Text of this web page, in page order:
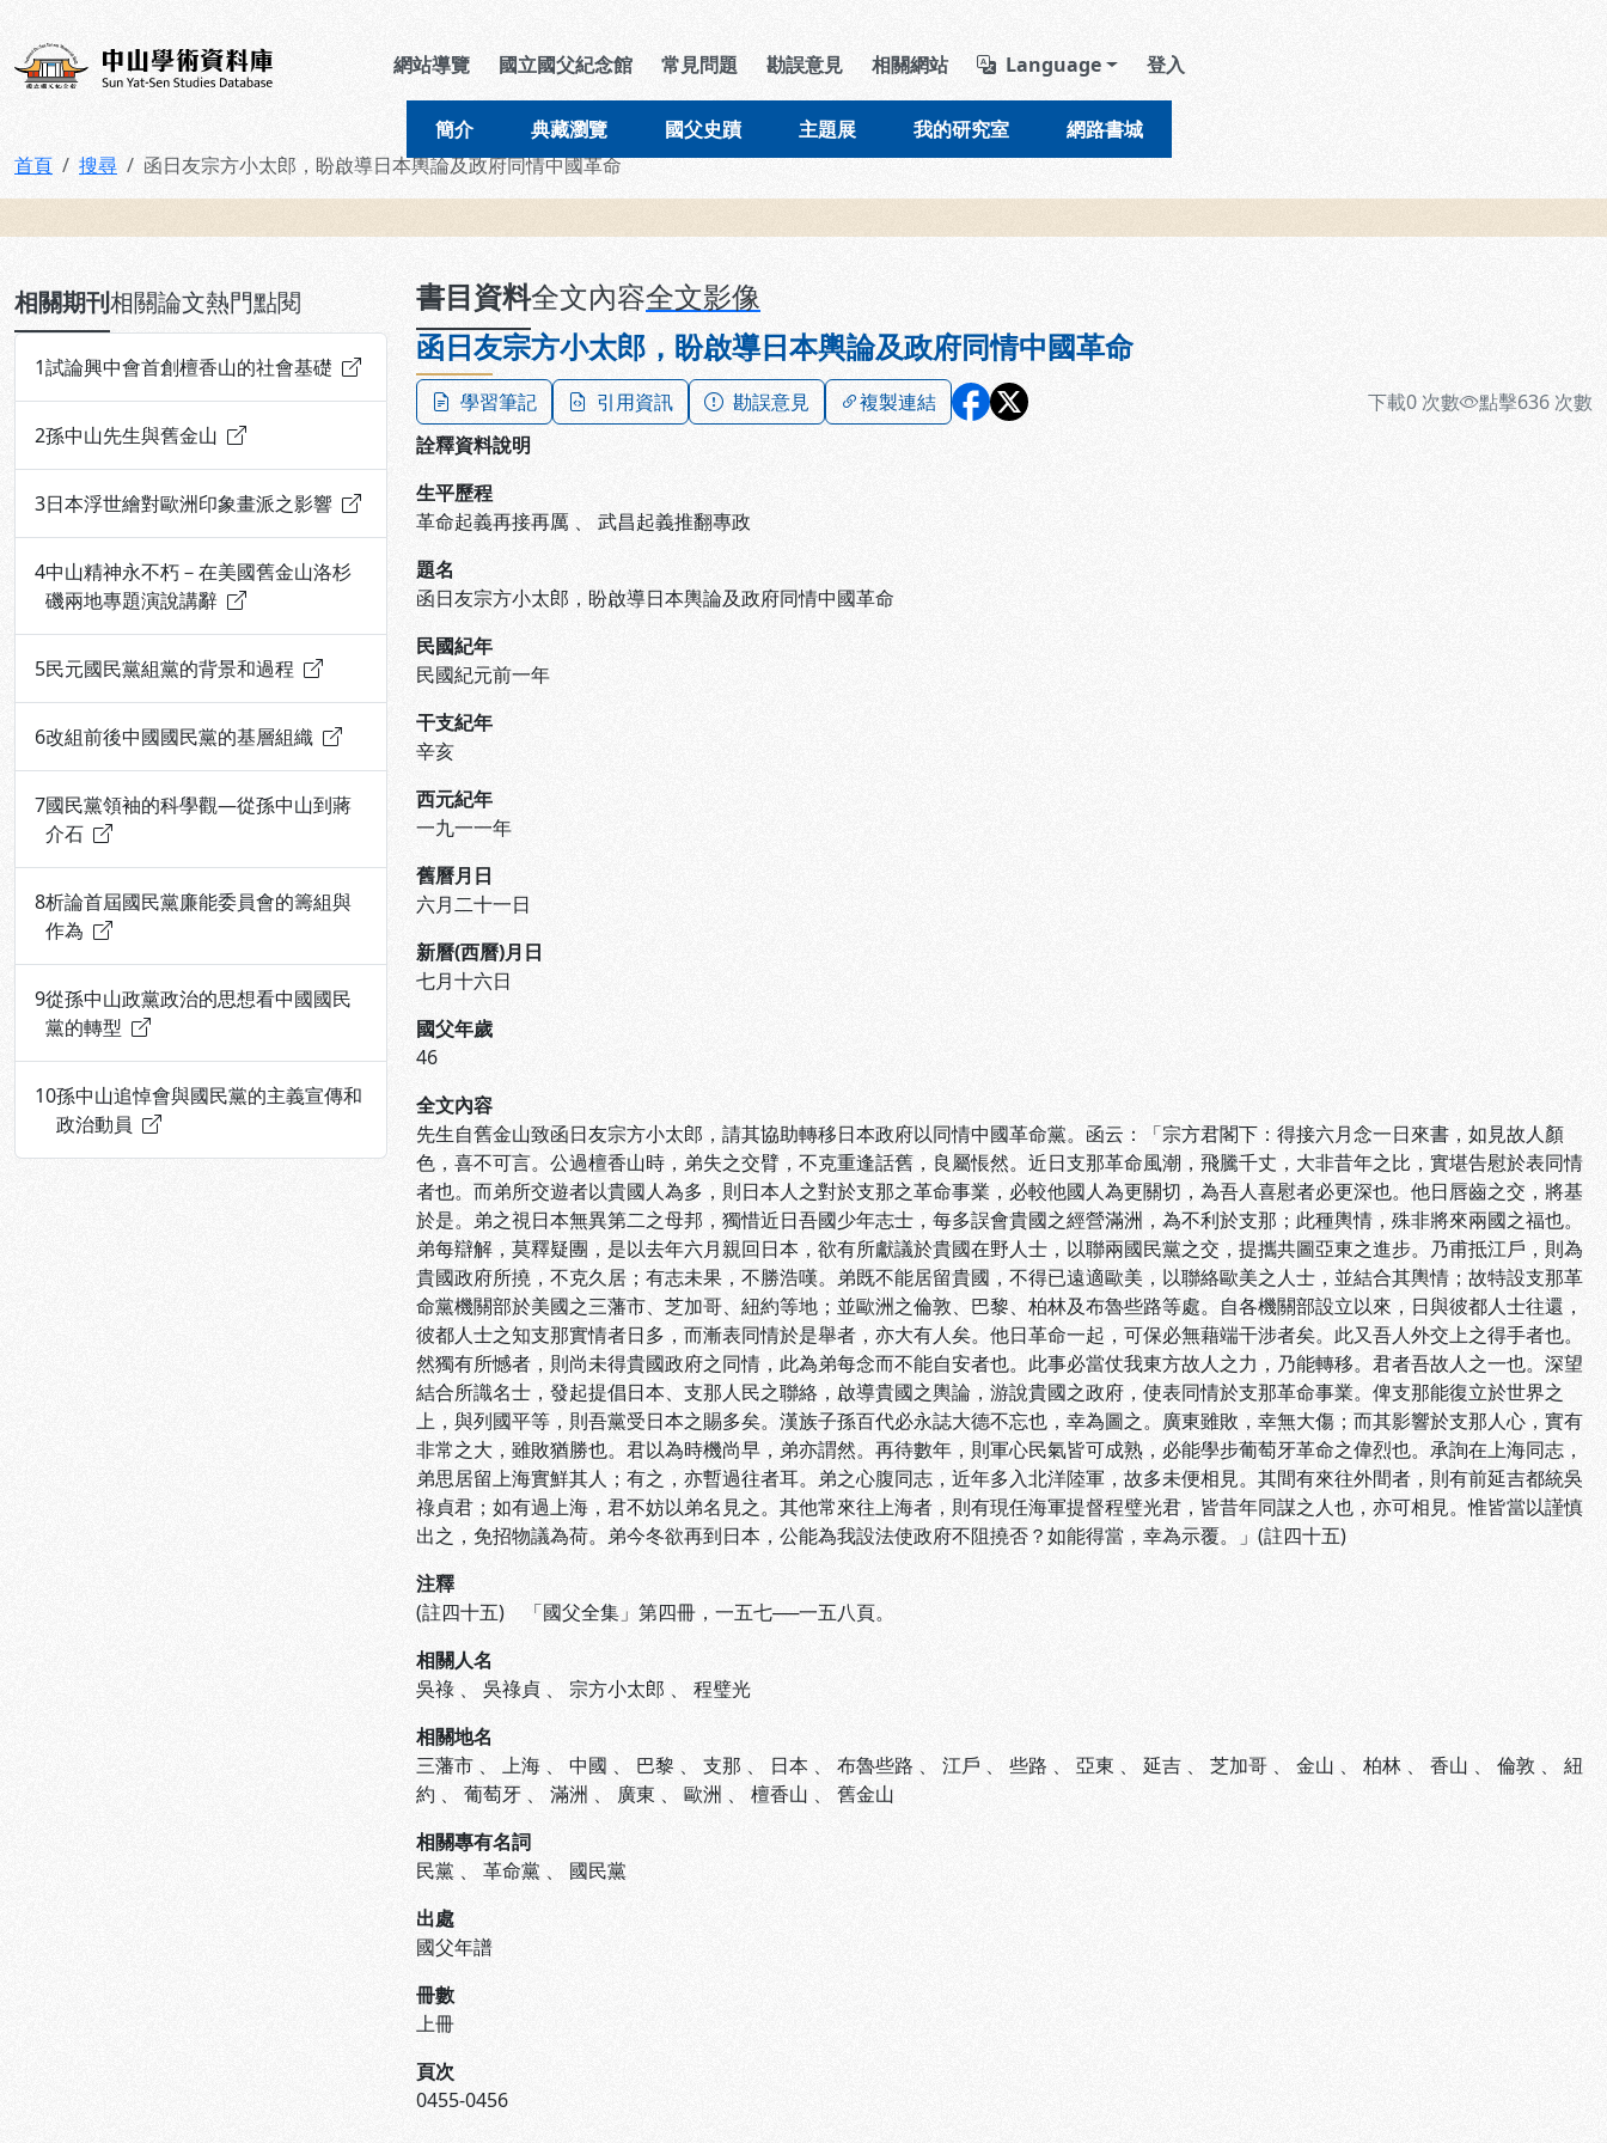
中山學術資料庫 導覽列區塊
網站導覽 國立國父紀念館 常見問題 勘誤意見 相關網站 Language 登入
簡介 典藏瀏覽 國父史蹟 主題展 我的研究室 網路書城
首頁 搜尋 函日友宗方小太郎，盼啟導日本輿論及政府同情中國革命
相關期刊相關論文熱門點閱
1試論興中會首創檀香山的社會基礎
2孫中山先生與舊金山
3日本浮世繪對歐洲印象畫派之影響
4中山精神永不朽－在美國舊金山洛杉
磯兩地專題演說講辭
5民元國民黨組黨的背景和過程
6改組前後中國國民黨的基層組織
7國民黨領袖的科學觀—從孫中山到蔣
介石
8析論首屆國民黨廉能委員會的籌組與
作為
9從孫中山政黨政治的思想看中國國民
黨的轉型
10孫中山追悼會與國民黨的主義宣傳和
政治動員
書目資料全文內容全文影像
函日友宗方小太郎，盼啟導日本輿論及政府同情中國革命
學習筆記 引用資訊 勘誤意見 複製連結 下載0 次數 點擊636 次數
詮釋資料說明
生平歷程
革命起義再接再厲 、 武昌起義推翻專政
題名
函日友宗方小太郎，盼啟導日本輿論及政府同情中國革命
民國紀年
民國紀元前一年
干支紀年
辛亥
西元紀年
一九一一年
舊曆月日
六月二十一日
新曆(西曆)月日
七月十六日
國父年歲
46
全文內容
先生自舊金山致函日友宗方小太郎，請其協助轉移日本政府以同情中國革命黨。函云：「宗方君閣下：得接六月念一日來書，如見故人顏
色，喜不可言。公過檀香山時，弟失之交臂，不克重逢話舊，良屬悵然。近日支那革命風潮，飛騰千丈，大非昔年之比，實堪告慰於表同情
者也。而弟所交遊者以貴國人為多，則日本人之對於支那之革命事業，必較他國人為更關切，為吾人喜慰者必更深也。他日唇齒之交，將基
於是。弟之視日本無異第二之母邦，獨惜近日吾國少年志士，每多誤會貴國之經營滿洲，為不利於支那；此種輿情，殊非將來兩國之福也。
弟每辯解，莫釋疑團，是以去年六月親回日本，欲有所獻議於貴國在野人士，以聯兩國民黨之交，提攜共圖亞東之進步。乃甫抵江戶，則為
貴國政府所撓，不克久居；有志未果，不勝浩嘆。弟既不能居留貴國，不得已遠適歐美，以聯絡歐美之人士，並結合其輿情；故特設支那革
命黨機關部於美國之三藩市、芝加哥、紐約等地；並歐洲之倫敦、巴黎、柏林及布魯些路等處。自各機關部設立以來，日與彼都人士往還，
彼都人士之知支那實情者日多，而漸表同情於是舉者，亦大有人矣。他日革命一起，可保必無藉端干涉者矣。此又吾人外交上之得手者也。
然獨有所憾者，則尚未得貴國政府之同情，此為弟每念而不能自安者也。此事必當仗我東方故人之力，乃能轉移。君者吾故人之一也。深望
結合所識名士，發起提倡日本、支那人民之聯絡，啟導貴國之輿論，游說貴國之政府，使表同情於支那革命事業。俾支那能復立於世界之
上，與列國平等，則吾黨受日本之賜多矣。漢族子孫百代必永誌大德不忘也，幸為圖之。廣東雖敗，幸無大傷；而其影響於支那人心，實有
非常之大，雖敗猶勝也。君以為時機尚早，弟亦謂然。再待數年，則軍心民氣皆可成熟，必能學步葡萄牙革命之偉烈也。承詢在上海同志，
弟思居留上海實鮮其人；有之，亦暫過往者耳。弟之心腹同志，近年多入北洋陸軍，故多未便相見。其間有來往外間者，則有前延吉都統吳
祿貞君；如有過上海，君不妨以弟名見之。其他常來往上海者，則有現任海軍提督程璧光君，皆昔年同謀之人也，亦可相見。惟皆當以謹慎
出之，免招物議為荷。弟今冬欲再到日本，公能為我設法使政府不阻撓否？如能得當，幸為示覆。」(註四十五)
注釋
(註四十五) 「國父全集」第四冊，一五七──一五八頁。
相關人名
吳祿 、 吳祿貞 、 宗方小太郎 、 程璧光
相關地名
三藩市 、 上海 、 中國 、 巴黎 、 支那 、 日本 、 布魯些路 、 江戶 、 些路 、 亞東 、 延吉 、 芝加哥 、 金山 、 柏林 、 香山 、 倫敦 、 紐
約 、 葡萄牙 、 滿洲 、 廣東 、 歐洲 、 檀香山 、 舊金山
相關專有名詞
民黨 、 革命黨 、 國民黨
出處
國父年譜
冊數
上冊
頁次
0455-0456